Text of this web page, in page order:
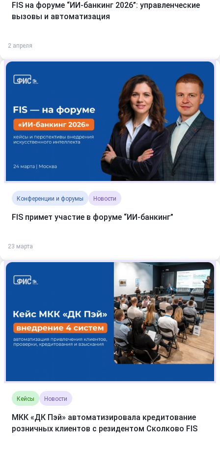
FIS на форуме “ИИ-банкинг 2026”: управленческие
вызовы и автоматизация
2 апреля
Конференции и форумы Новости
FIS примет участие в форуме “ИИ-банкинг”
23 марта
Кейсы Новости
МКК «ДК Пэй» автоматизировала кредитование
розничных клиентов с резидентом Сколково FIS